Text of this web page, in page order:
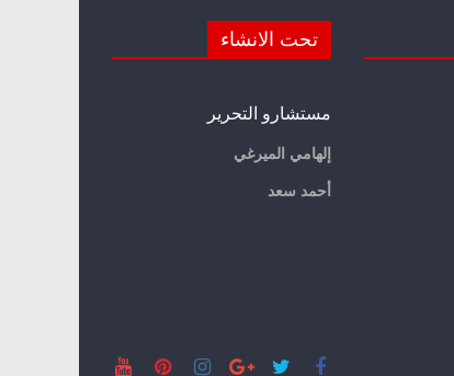
تحت الانشاء
مستشارو التحرير
إلهامي الميرغي
أحمد سعد